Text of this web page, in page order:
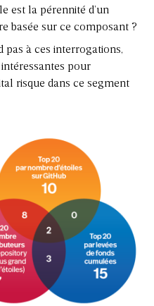
est la pérennité d’un
basée sur ce composant ?
pas à ces interrogations,
pour
risque dans ce segment